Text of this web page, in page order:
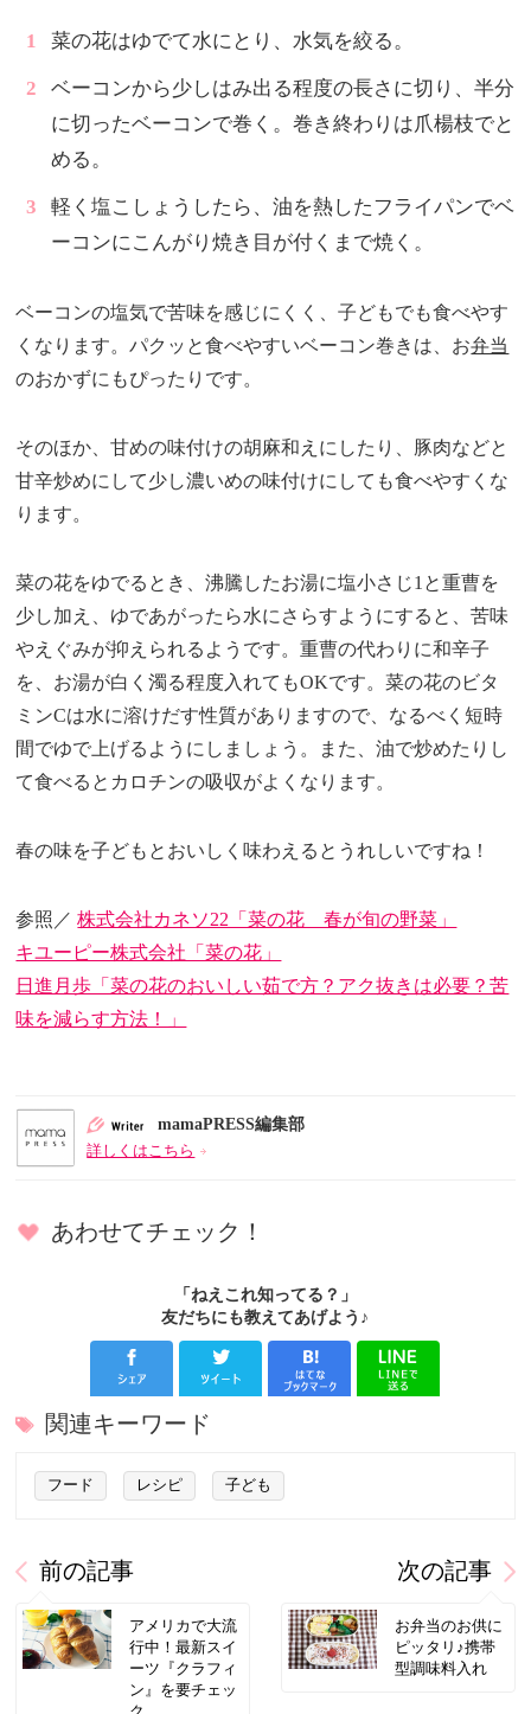
菜の花はゆでて水にとり、水気を絞る。
ベーコンから少しはみ出る程度の長さに切り、半分
に切ったベーコンで巻く。巻き終わりは爪楊枝でと
める。
軽く塩こしょうしたら、油を熱したフライパンでベ
ーコンにこんがり焼き目が付くまで焼く。
ベーコンの塩気で苦味を感じにくく、子どもでも食べやす
くなります。パクッと食べやすいベーコン巻きは、お弁当
のおかずにもぴったりです。
そのほか、甘めの味付けの胡麻和えにしたり、豚肉などと
甘辛炒めにして少し濃いめの味付けにしても食べやすくな
ります。
菜の花をゆでるとき、沸騰したお湯に塩小さじ1と重曹を
少し加え、ゆであがったら水にさらすようにすると、苦味
やえぐみが抑えられるようです。重曹の代わりに和辛子
を、お湯が白く濁る程度入れてもOKです。菜の花のビタ
ミンCは水に溶けだす性質がありますので、なるべく短時
間でゆで上げるようにしましょう。また、油で炒めたりし
て食べるとカロチンの吸収がよくなります。
春の味を子どもとおいしく味わえるとうれしいですね！
参照／株式会社カネソ22「菜の花 春が旬の野菜」
キユーピー株式会社「菜の花」
日進月歩「菜の花のおいしい茹で方？アク抜きは必要？苦
味を減らす方法！」
mamaPRESS編集部
詳しくはこちら
あわせてチェック！
「ねえこれ知ってる？」
友だちにも教えてあげよう♪
関連キーワード
フード レシピ 子ども
前の記事
アメリカで大流
行中！最新スイ
ーツ『クラフィ
ン』を要チェッ
次の記事
お弁当のお供に
ピッタリ♪携帯
型調味料入れ